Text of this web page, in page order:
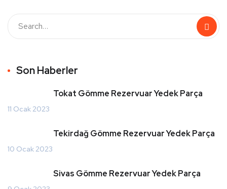
Son Haberler
Tokat Gömme Rezervuar Yedek Parça
11 Ocak 2023
Tekirdağ Gömme Rezervuar Yedek Parça
10 Ocak 2023
Sivas Gömme Rezervuar Yedek Parça